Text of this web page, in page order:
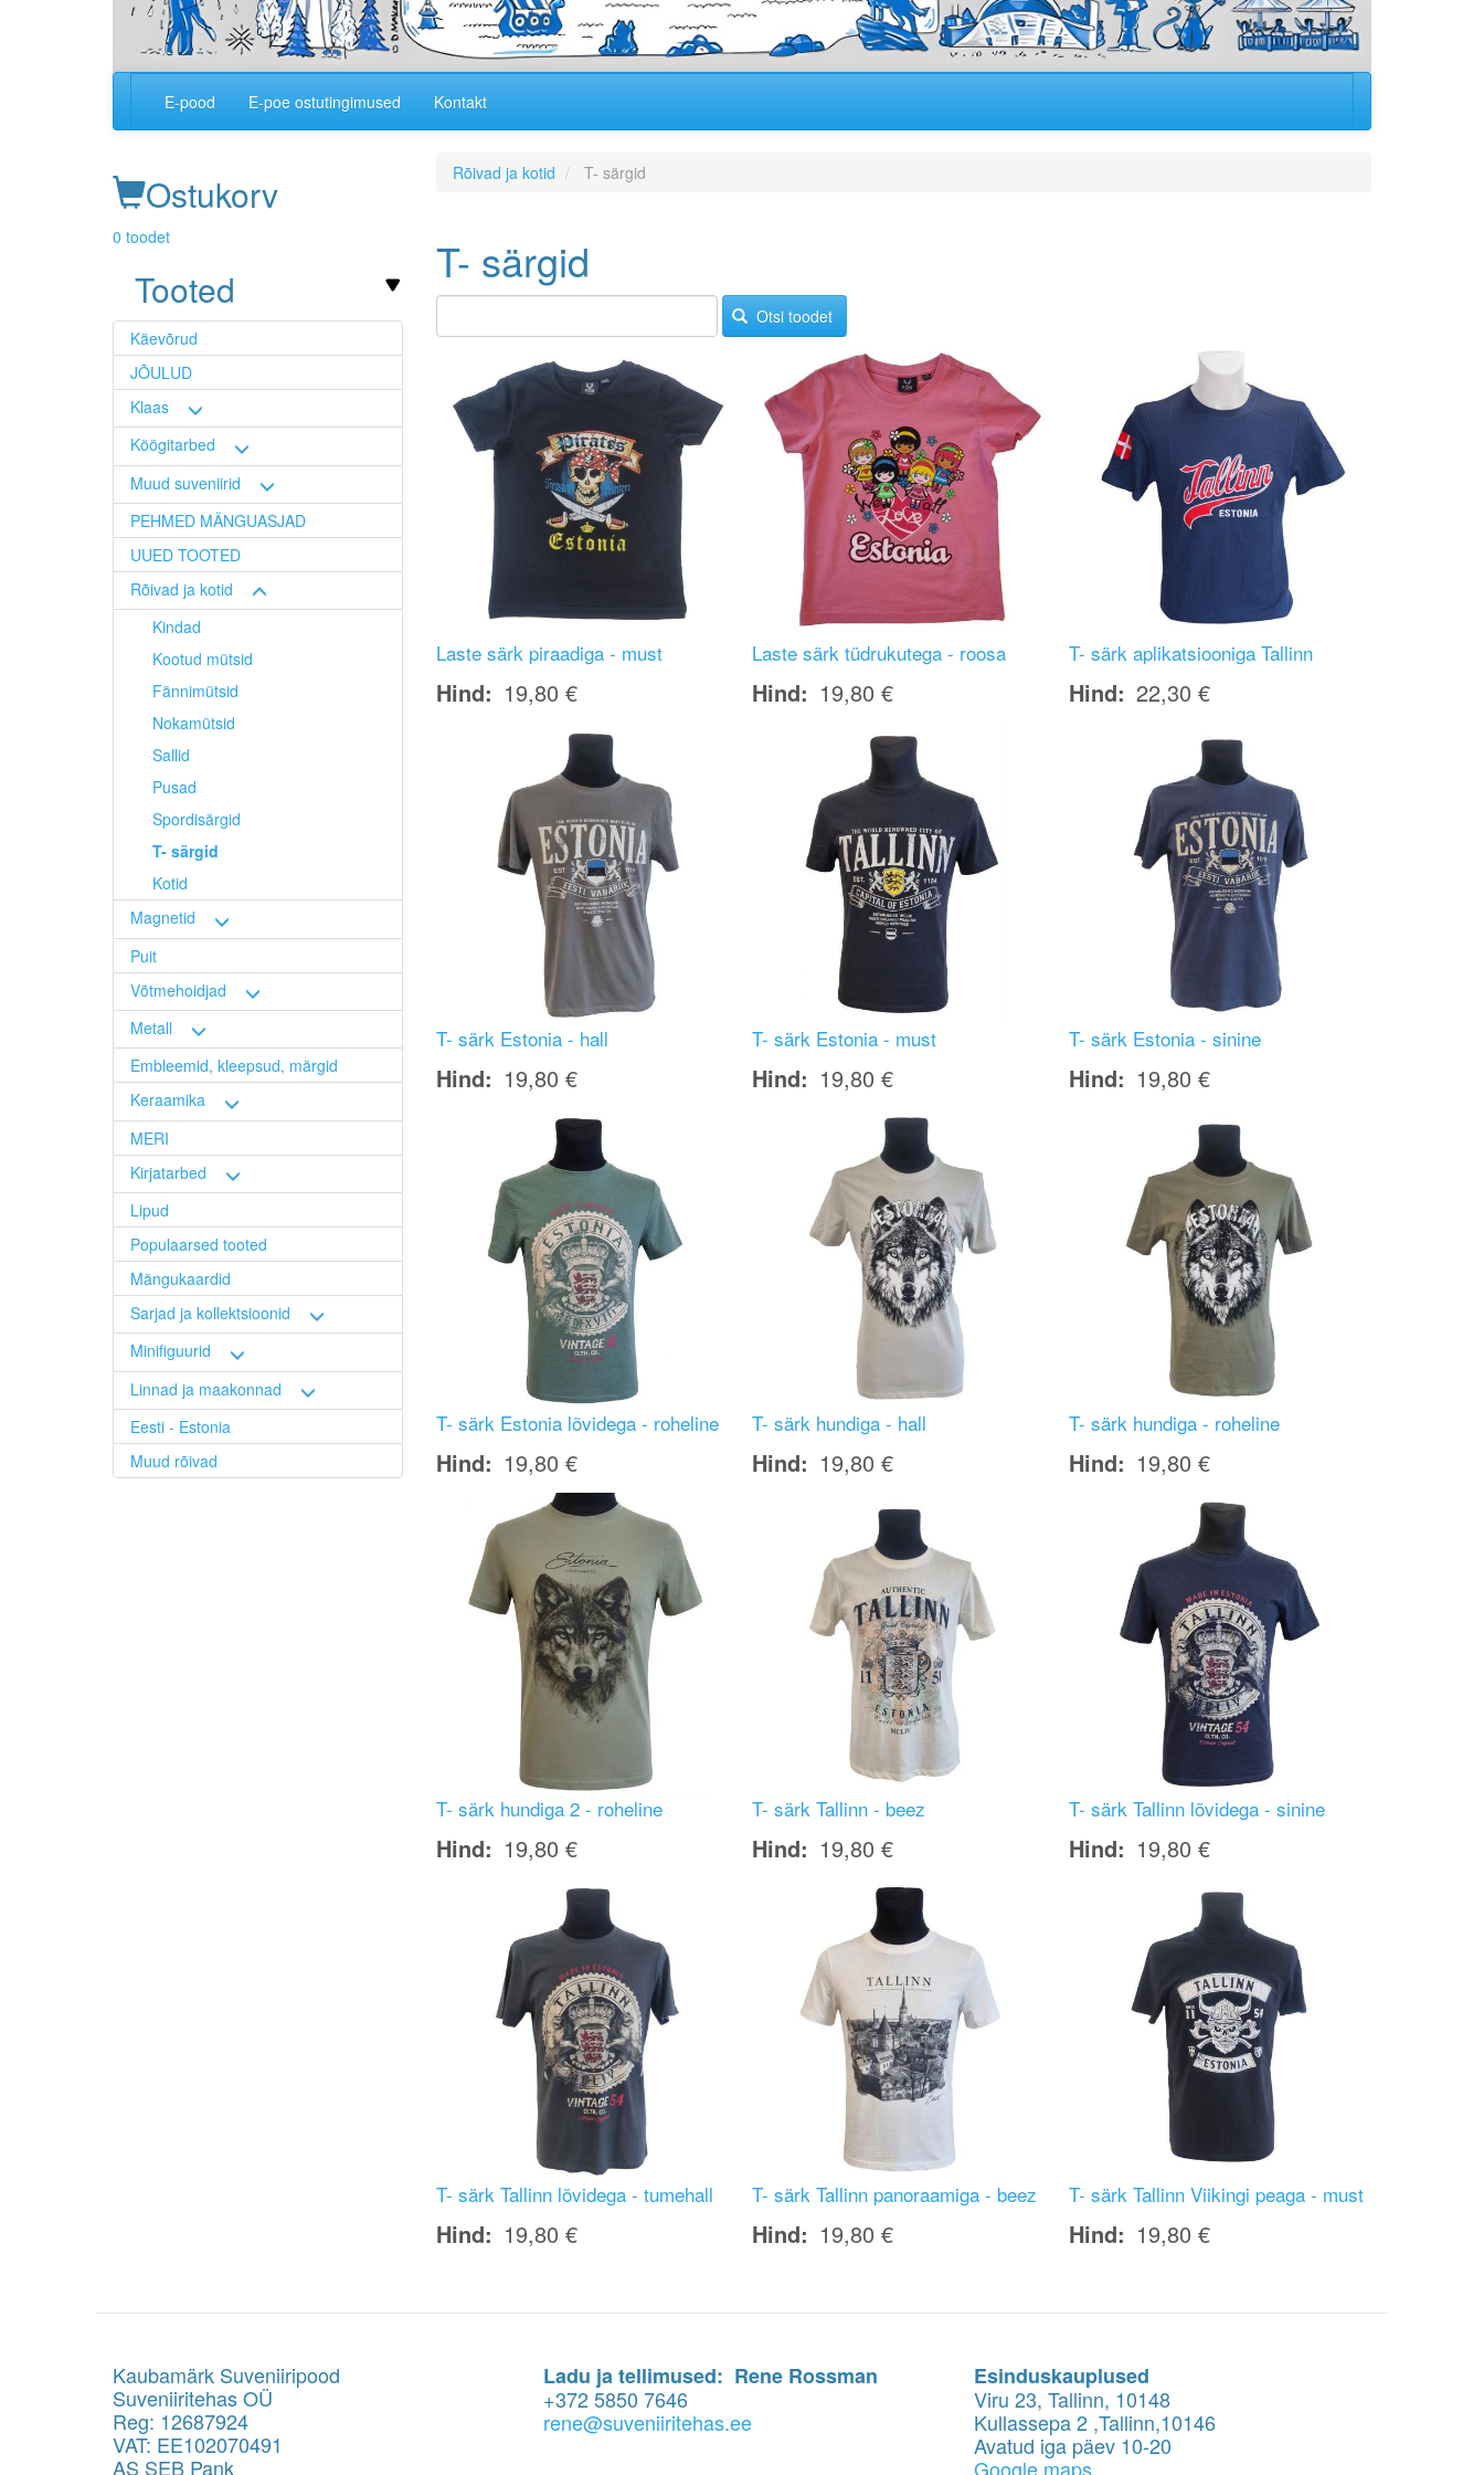
Main
E-pood E-poe ostutingimused Kontakt
Ostukorv
0 toodet
Tooted
Käevõrud
JÕULUD
Klaas
Köögitarbed
Muud suveniirid
PEHMED MÄNGUASJAD
UUED TOOTED
Rõivad ja kotid
Kindad
Kootud mütsid
Fännimütsid
Nokamütsid
Sallid
Pusad
Spordisärgid
T- särgid
Kotid
Magnetid
Puit
Võtmehoidjad
Metall
Embleemid, kleepsud, märgid
Keraamika
MERI
Kirjatarbed
Lipud
Populaarsed tooted
Mängukaardid
Sarjad ja kollektsioonid
Minifiguurid
Linnad ja maakonnad
Eesti - Estonia
Muud rõivad
Rõivad ja kotid T- särgid
T- särgid
Otsi toodet
Laste särk piraadiga - must
Hind 19,80 €
Laste särk tüdrukutega - roosa
Hind 19,80 €
T- särk aplikatsiooniga Tallinn
Hind 22,30 €
T- särk Estonia - hall
Hind 19,80 €
T- särk Estonia - must
Hind 19,80 €
T- särk Estonia - sinine
Hind 19,80 €
T- särk Estonia lõvidega - roheline
Hind 19,80 €
T- särk hundiga - hall
Hind 19,80 €
T- särk hundiga - roheline
Hind 19,80 €
T- särk hundiga 2 - roheline
Hind 19,80 €
T- särk Tallinn - beez
Hind 19,80 €
T- särk Tallinn lõvidega - sinine
Hind 19,80 €
T- särk Tallinn lõvidega - tumehall
Hind 19,80 €
T- särk Tallinn panoraamiga - beez
Hind 19,80 €
T- särk Tallinn Viikingi peaga - must
Hind 19,80 €
Kaubamärk Suveniiripood
Suveniiritehas OÜ
Reg: 12687924
VAT: EE102070491
AS SEB Pank
Ladu ja tellimused: Rene Rossman
+372 5850 7646
rene@suveniiritehas.ee
Esinduskauplused
Viru 23, Tallinn, 10148
Kullassepa 2 ,Tallinn,10146
Avatud iga päev 10-20
Google maps